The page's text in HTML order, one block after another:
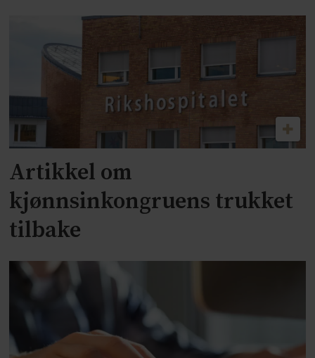
Artikkel om
kjønnsinkongruens trukket
tilbake